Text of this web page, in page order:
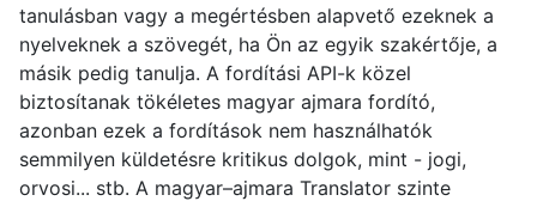
tanulásban vagy a megértésben alapvető ezeknek a
nyelveknek a szövegét, ha Ön az egyik szakértője, a
másik pedig tanulja. A fordítási API-k közel
biztosítanak tökéletes magyar ajmara fordító,
azonban ezek a fordítások nem használhatók
semmilyen küldetésre kritikus dolgok, mint - jogi,
orvosi... stb. A magyar–ajmara Translator szinte